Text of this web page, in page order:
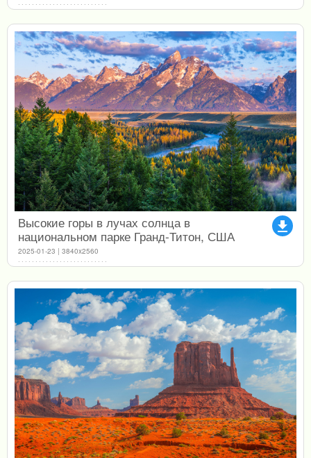
file_download
Высокие горы в лучах солнца в
национальном парке Гранд-Титон, США
2025-01-23 | 3840x2560